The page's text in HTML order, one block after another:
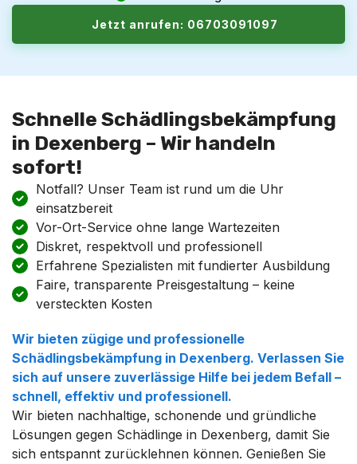
Jetzt anrufen: 06703091097
Schnelle Schädlingsbekämpfung
in Dexenberg – Wir handeln
sofort!
Notfall? Unser Team ist rund um die Uhr
einsatzbereit
Vor-Ort-Service ohne lange Wartezeiten
Diskret, respektvoll und professionell
Erfahrene Spezialisten mit fundierter Ausbildung
Faire, transparente Preisgestaltung – keine
versteckten Kosten
Wir bieten zügige und professionelle
Schädlingsbekämpfung in Dexenberg. Verlassen Sie
sich auf unsere zuverlässige Hilfe bei jedem Befall –
schnell, effektiv und professionell.
Wir bieten nachhaltige, schonende und gründliche
Lösungen gegen Schädlinge in Dexenberg, damit Sie
sich entspannt zurücklehnen können. Genießen Sie